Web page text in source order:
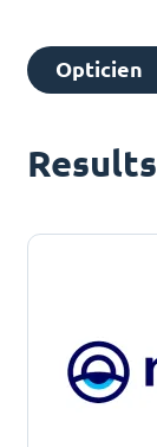
Opticien
Results